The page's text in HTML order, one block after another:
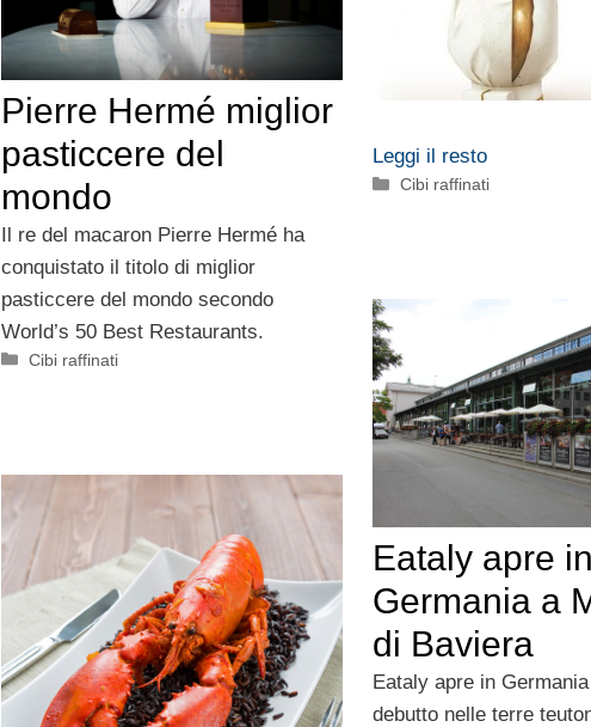
Leggi il resto
Categorie
Cibi raffinati
Pierre Hermé miglior
pasticcere del
mondo
Il re del macaron Pierre Hermé ha
conquistato il titolo di miglior
pasticcere del mondo secondo
World’s 50 Best Restaurants.
Categorie
Cibi raffinati
Eataly apre in
Germania a
di Baviera
Eataly apre in
debutto nelle terre